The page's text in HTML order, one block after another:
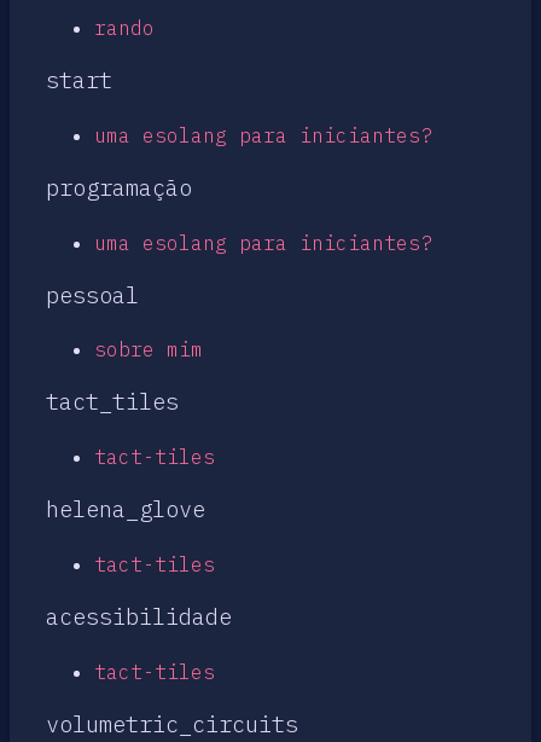
rando
start
uma esolang para iniciantes?
programação
uma esolang para iniciantes?
pessoal
sobre mim
tact_tiles
tact-tiles
helena_glove
tact-tiles
acessibilidade
tact-tiles
volumetric_circuits